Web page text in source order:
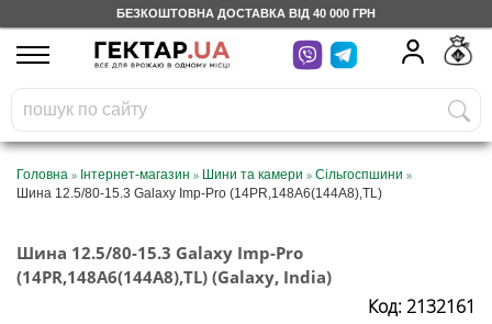
БЕЗКОШТОВНА ДОСТАВКА ВІД 40 000 ГРН
UA
На вашому
бонусному рахунку
грн
Безкоштовно по Україні
Категорії
Головна » Інтернет-магазин » Шини та камери » Сільгоспшини »
Шина 12.5/80-15.3 Galaxy Imp-Pro (14PR,148A6(144A8),TL)
Шина 12.5/80-15.3 Galaxy Imp-Pro
(14PR,148A6(144A8),TL) (Galaxy, India)
Код: 2132161